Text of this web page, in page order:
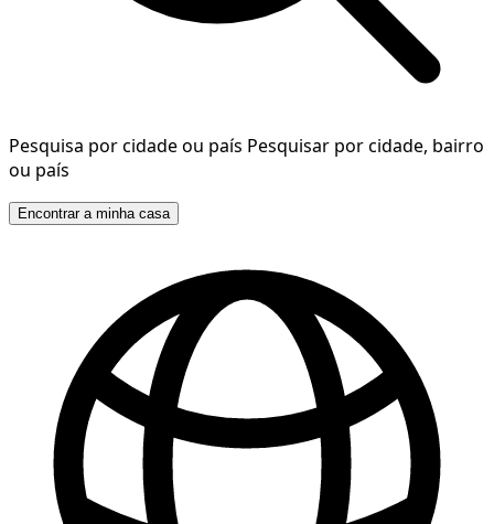
Pesquisa por cidade ou país Pesquisar por cidade, bairro
ou país
Encontrar a minha casa